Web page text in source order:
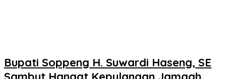
Bupati Soppeng H. Suwardi Haseng, SE